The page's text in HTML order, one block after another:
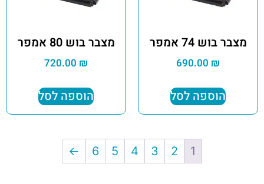
מצבר בוש 74 אמפר
690.00 ₪
הוספה לסל
מצבר בוש 80 אמפר
720.00 ₪
הוספה לסל
1
2
3
4
5
6
←